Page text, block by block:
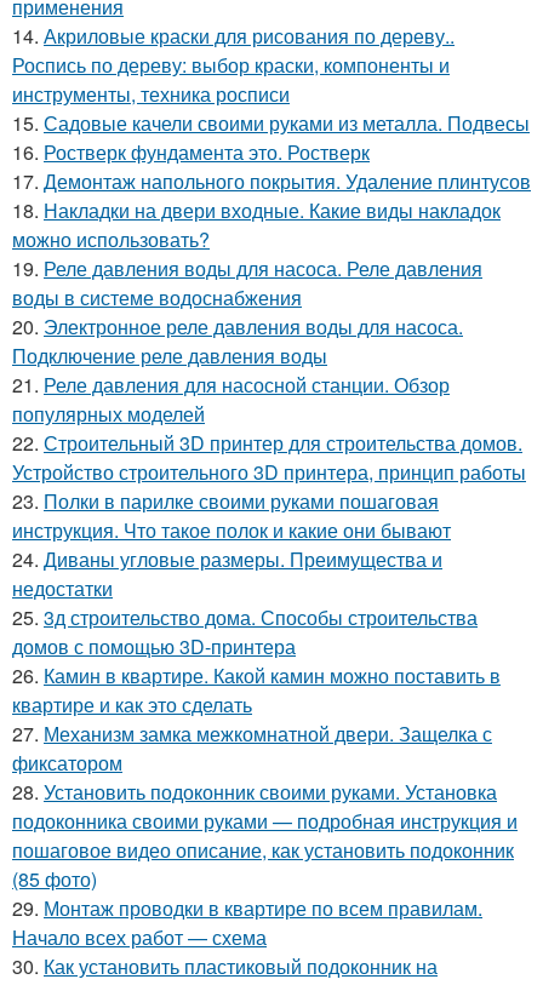
применения
14. Акриловые краски для рисования по дереву..
Роспись по дереву: выбор краски, компоненты и
инструменты, техника росписи
15. Садовые качели своими руками из металла. Подвесы
16. Ростверк фундамента это. Ростверк
17. Демонтаж напольного покрытия. Удаление плинтусов
18. Накладки на двери входные. Какие виды накладок
можно использовать?
19. Реле давления воды для насоса. Реле давления
воды в системе водоснабжения
20. Электронное реле давления воды для насоса.
Подключение реле давления воды
21. Реле давления для насосной станции. Обзор
популярных моделей
22. Строительный 3D принтер для строительства домов.
Устройство строительного 3D принтера, принцип работы
23. Полки в парилке своими руками пошаговая
инструкция. Что такое полок и какие они бывают
24. Диваны угловые размеры. Преимущества и
недостатки
25. 3д строительство дома. Способы строительства
домов с помощью 3D-принтера
26. Камин в квартире. Какой камин можно поставить в
квартире и как это сделать
27. Механизм замка межкомнатной двери. Защелка с
фиксатором
28. Установить подоконник своими руками. Установка
подоконника своими руками — подробная инструкция и
пошаговое видео описание, как установить подоконник
(85 фото)
29. Монтаж проводки в квартире по всем правилам.
Начало всех работ — схема
30. Как установить пластиковый подоконник на